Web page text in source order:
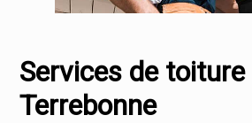
Services de toiture
Terrebonne